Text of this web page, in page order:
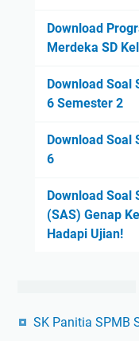
Download
Merdeka SD
Download Soal
6 Semester 2
Download Soal
6
Download Soal
(SAS) Genap
Hadapi Ujian!
SK Panitia SPMB